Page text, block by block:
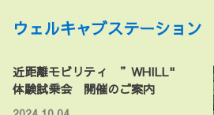
ウェルキャブステーション
近距離モビリティ ”WHILL"
体験試乗会 開催のご案内